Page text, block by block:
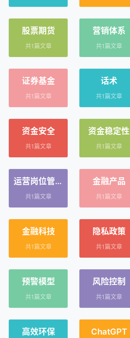
股票期货
共1篇文章
营销体系
共1篇文章
证券基金
共1篇文章
话术
共1篇文章
资金安全
共1篇文章
资金稳定性
共1篇文章
运营岗位管理
制度规范
共1篇文章
金融产品
共1篇文章
金融科技
共1篇文章
隐私政策
共1篇文章
预警模型
共1篇文章
风险控制
共1篇文章
高效环保 ChatGPT